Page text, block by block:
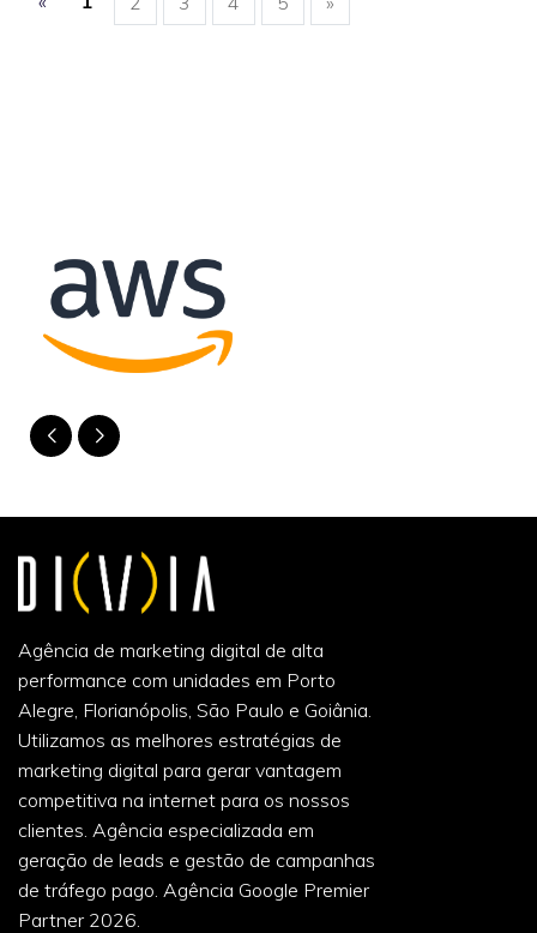
Agência de marketing digital de alta
performance com unidades em Porto
Alegre, Florianópolis, São Paulo e Goiânia.
Utilizamos as melhores estratégias de
marketing digital para gerar vantagem
competitiva na internet para os nossos
clientes. Agência especializada em
geração de leads e gestão de campanhas
de tráfego pago. Agência Google Premier
Partner 2026.